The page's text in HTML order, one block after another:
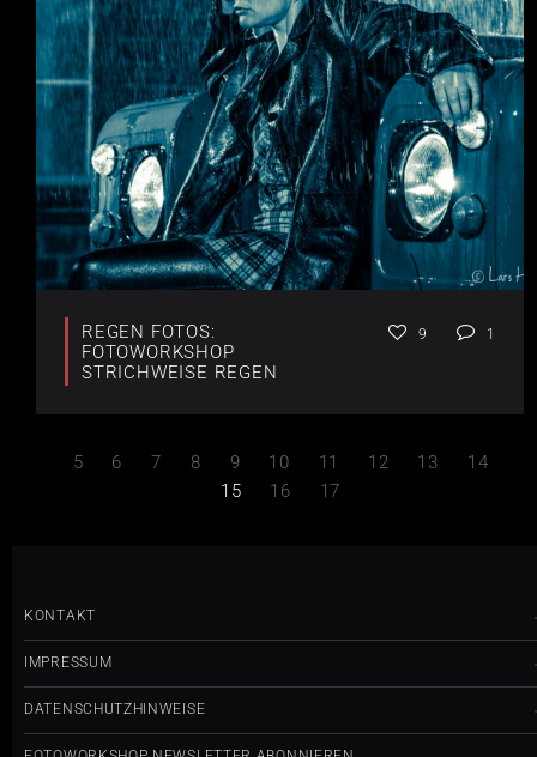
REGEN FOTOS:
FOTOWORKSHOP
STRICHWEISE REGEN
9 1
5 6 7 8 9 10 11 12 13
14
15
16 17
KONTAKT
IMPRESSUM
DATENSCHUTZHINWEISE